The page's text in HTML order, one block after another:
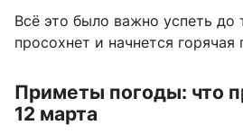
Всё это было важно успеть до
просохнет и начнется горячая
Приметы погоды: что
12 марта